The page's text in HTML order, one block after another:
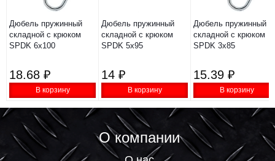
Дюбель пружинный
складной с крюком
SPDK 6х100
18.68 ₽
В корзину
Дюбель пружинный
складной с крюком
SPDK 5х95
14 ₽
В корзину
Дюбель пружинный
складной с крюком
SPDK 3х85
15.39 ₽
В корзину
О компании